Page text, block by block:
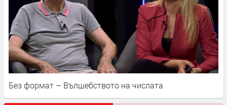
Без формат – Вълшебството на числата